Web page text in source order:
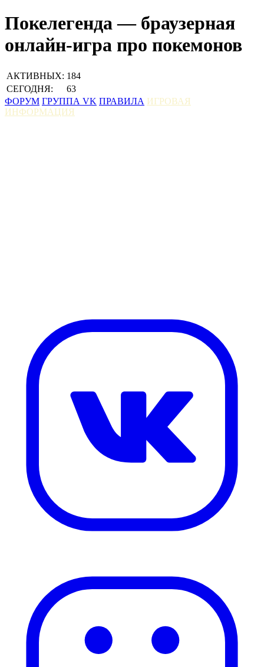
Покелегенда — браузерная
онлайн-игра про покемонов
АКТИВНЫХ: 184
СЕГОДНЯ:
63
ФОРУМ ГРУППА VK ПРАВИЛА ИГРОВАЯ
ИНФОРМАЦИЯ